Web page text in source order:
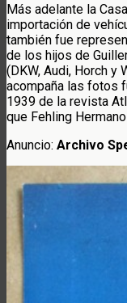
Más adelante la
importación de
también fue
de los hijos de
(DKW, Audi, Horch y
acompaña las fotos
1939 de la revista
que Fehling
Anuncio: Archivo